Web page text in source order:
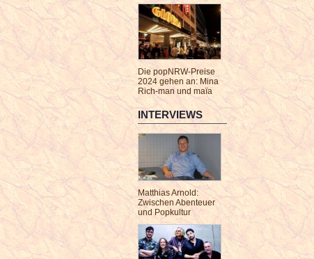
Die popNRW-Preise
2024 gehen an: Mina
Rich-man und maïa
INTERVIEWS
Matthias Arnold:
Zwischen Abenteuer
und Popkultur